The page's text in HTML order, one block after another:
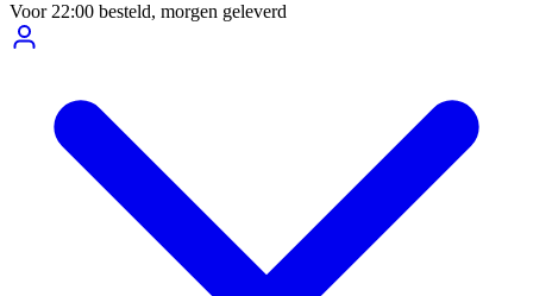
Voor22:00 besteld, morgen geleverd